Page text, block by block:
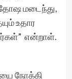
மடைந்து,
உதார
என்றாள்.
நோக்கி